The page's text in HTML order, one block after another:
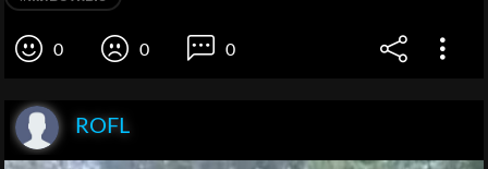
0 0 0
ROFL